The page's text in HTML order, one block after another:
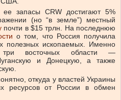
запасы CRW достигают 5%
(но “в земле”) местный
почти в $15 трлн. На последнюю
о том, что Россия получила
полезных ископаемых. Именно
три восточных области —
и Донецкую, а также
откуда у властей Украины
ресурсов от России в обмен